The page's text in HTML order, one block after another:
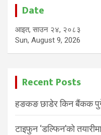
Date
आइत, साउन २४, २०८३
Sun, August 9, 2026
Recent Posts
हङकङ छाडेर किन बैंकक
टाइफुन ‘डल्फिन’को